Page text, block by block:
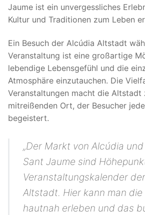
Jaume ist ein unvergessliches
Kultur und Traditionen zum Leben
Ein Besuch der Alcúdia Altstadt
Veranstaltung ist eine großartige
lebendige Lebensgefühl und die
Atmosphäre einzutauchen. Die
Veranstaltungen macht die Altstadt
mitreißenden Ort, der Besucher
begeistert.
„Der Markt von Alcúdia
Sant Jaume sind
Veranstaltungskalender
Altstadt. Hier kann man die
hautnah erleben und das